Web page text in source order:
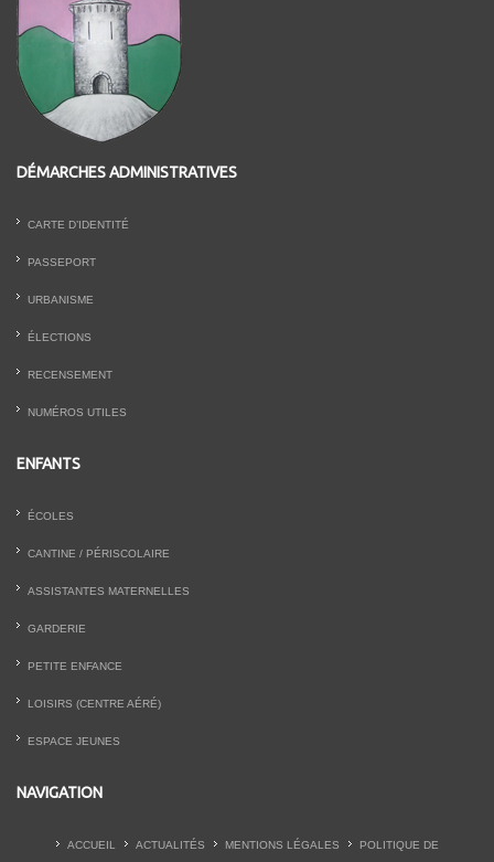
DÉMARCHES ADMINISTRATIVES
CARTE D’IDENTITÉ
PASSEPORT
URBANISME
ÉLECTIONS
RECENSEMENT
NUMÉROS UTILES
ENFANTS
ÉCOLES
CANTINE / PÉRISCOLAIRE
ASSISTANTES MATERNELLES
GARDERIE
PETITE ENFANCE
LOISIRS (CENTRE AÉRÉ)
ESPACE JEUNES
NAVIGATION
ACCUEIL ACTUALITÉS MENTIONS LÉGALES POLITIQUE DE